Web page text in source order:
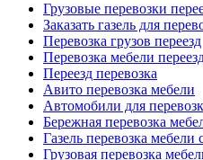
Грузовые перевозки
Заказать газель для
Перевозка грузов переезд
Перевозка мебели
Переезд перевозка
Авито перевозка мебели
Автомобили для
Бережная перевозка
Газель перевозка мебели
Грузовая перевозка